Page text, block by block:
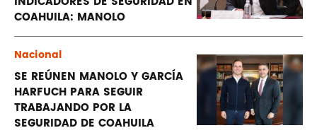
COAHUILA: MANOLO
Nacional
SE REÚNEN MANOLO Y GARCÍA
HARFUCH PARA SEGUIR
TRABAJANDO POR LA
SEGURIDAD DE COAHUILA